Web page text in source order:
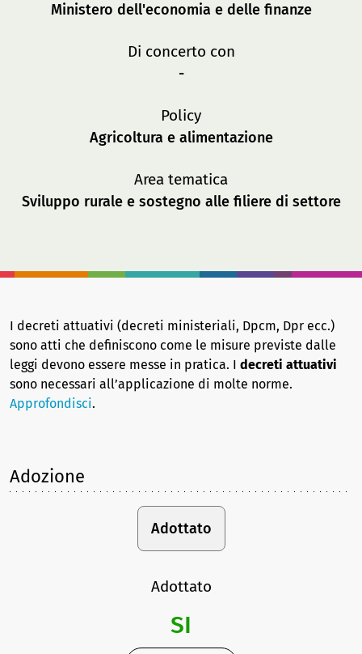
Ministero dell'economia e delle finanze
Di concerto con
-
Policy
Agricoltura e alimentazione
Area tematica
Sviluppo rurale e sostegno alle filiere di settore
I decreti attuativi (decreti ministeriali, Dpcm, Dpr ecc.)
sono atti che definiscono come le misure previste dalle
leggi devono essere messe in pratica. I decreti attuativi
sono necessari all’applicazione di molte norme.
Approfondisci.
Adozione
Adottato
Adottato
SI